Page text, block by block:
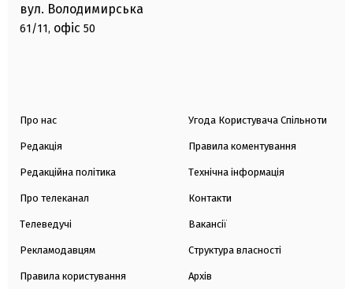
вул. Володимирська
61/11, офіс 50
Про нас
Редакція
Редакційна політика
Про телеканал
Телеведучі
Рекламодавцям
Правила користування
Угода Користувача Спільноти
Правила коментування
Технічна інформація
Контакти
Вакансії
Структура власності
Архів